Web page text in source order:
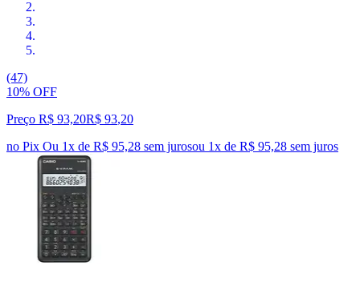
(47)
10% OFF
Preço R$ 93,20R$ 93,20
no Pix Ou 1x de R$ 95,28 sem jurosou 1x de R$ 95,28 sem juros